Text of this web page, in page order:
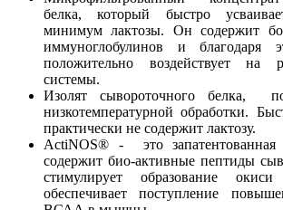
белка, который быстро
минимум лактозы. Он содержит
иммуноглобулинов и благодаря
положительно воздействует на
системы.
Изолят сывороточного белка,
низкотемпературной обработки.
практически не содержит лактозу.
ActiNOS® - это запатентованная
содержит био-активные пептиды
стимулирует образование
обеспечивает поступление